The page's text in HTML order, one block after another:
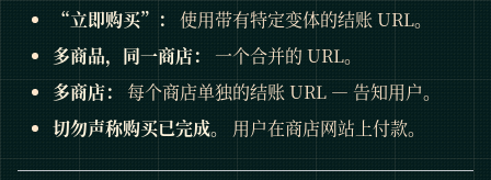
“立即购买”：
使用带有特定变体的结账 URL。
多商品，同一商店：
一个合并的 URL。
多商店：
每个商店单独的结账 URL — 告知用户。
切勿声称购买已完成。
用户在商店网站上付款。